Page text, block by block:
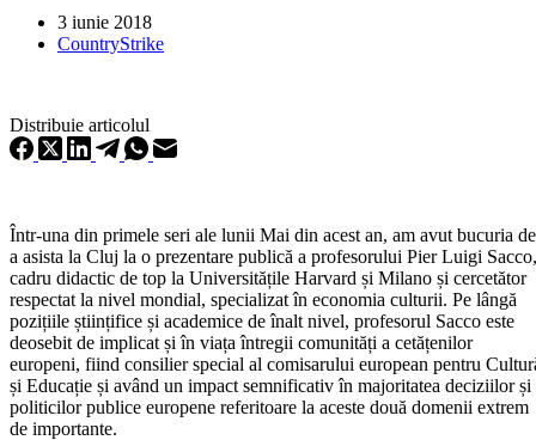
3 iunie 2018
CountryStrike
Distribuie articolul
Într-una din primele seri ale lunii Mai din acest an, am avut bucuria de
a asista la Cluj la o prezentare publică a profesorului Pier Luigi Sacco,
cadru didactic de top la Universitățile Harvard și Milano și cercetător
respectat la nivel mondial, specializat în economia culturii. Pe lângă
pozițiile științifice și academice de înalt nivel, profesorul Sacco este
deosebit de implicat și în viața întregii comunități a cetățenilor
europeni, fiind consilier special al comisarului european pentru
și Educație și având un impact semnificativ în majoritatea deciziilor și
politicilor publice europene referitoare la aceste două domenii extrem
de importante.